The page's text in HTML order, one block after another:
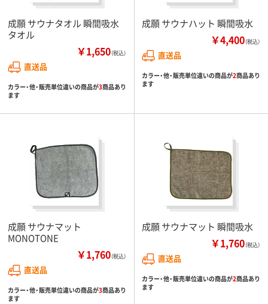
成願 サウナタオル 瞬間吸水
タオル
￥1,650（税込）
直送品
カラー・他・販売単位違いの商品が3商品あり
ます
成願 サウナハット 瞬間吸水
￥4,400（税込）
直送品
カラー・他・販売単位違いの商品が2商品あり
ます
成願 サウナマット
MONOTONE
￥1,760（税込）
直送品
カラー・他・販売単位違いの商品が3商品あり
ます
成願 サウナマット 瞬間吸水
￥1,760（税込）
直送品
カラー・他・販売単位違いの商品が2商品あり
ます